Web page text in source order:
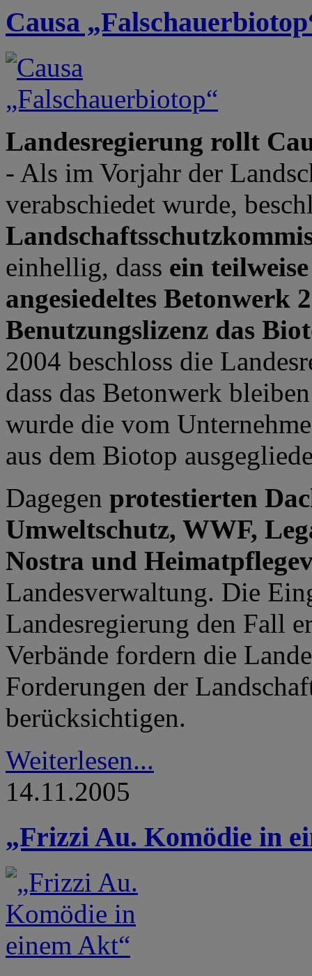
Causa
Landesregierung rollt
- Als im Vorjahr der
verabschiedet wurde,
einhellig, dass ein
angesiedeltes Betonwerk
Benutzungslizenz das
2004 beschloss die
dass das Betonwerk
wurde die vom
aus dem Biotop
Dagegen protestierten
Umweltschutz, WWF,
Nostra und
Landesverwaltung. Die
Landesregierung den Fall
Verbände fordern die
Forderungen der
berücksichtigen.
Weiterlesen...
14.11.2005
„Frizzi Au. Komödie in